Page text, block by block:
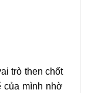
trò then chốt
của mình nhờ